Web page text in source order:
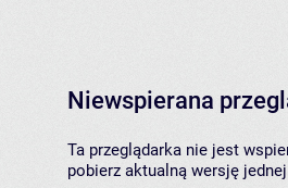
Niewspierana
Ta przeglądarka nie jest
pobierz aktualną wersję